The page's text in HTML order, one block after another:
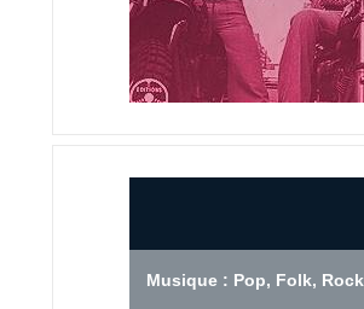
Musique : Pop, Folk, Rock